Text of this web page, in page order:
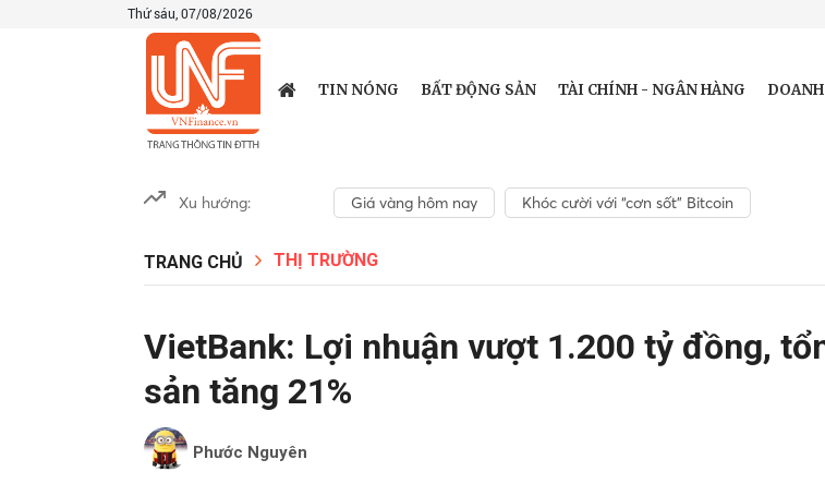
Thứ sáu, 07/08/2026
TIN NÓNG BẤT ĐỘNG SẢN TÀI CHÍNH - NGÂN HÀNG
Xu hướng: Giá vàng hôm nay Khóc cười với “cơn sốt” Bitcoin
TRANG CHỦ THỊ TRƯỜNG
VietBank: Lợi nhuận vượt 1.200 tỷ đồng,
sản tăng 21%
Phước Nguyên